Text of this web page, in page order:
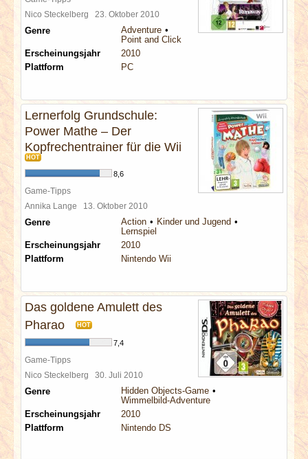
Nico Steckelberg 23. Oktober 2010
Genre
Adventure
Point and Click
Erscheinungsjahr
2010
Plattform
PC
Lernerfolg Grundschule:
Power Mathe – Der
Kopfrechentrainer für die Wii
HOT
8,6
Game-Tipps
Annika Lange 13. Oktober 2010
Genre Action
Kinder und Jugend
Lernspiel
Erscheinungsjahr
2010
Plattform
Nintendo Wii
Das goldene Amulett des
Pharao
HOT
7,4
Game-Tipps
Nico Steckelberg 30. Juli 2010
Genre
Hidden Objects-Game
Wimmelbild-Adventure
Erscheinungsjahr
2010
Plattform
Nintendo DS